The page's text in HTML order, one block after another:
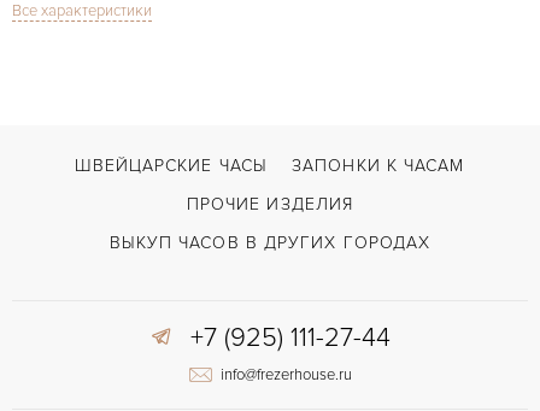
СТЕКЛО
Двойной сложности застежка
Все характеристики
ШВЕЙЦАРСКИЕ ЧАСЫ
ЗАПОНКИ К ЧАСАМ
ПРОЧИЕ ИЗДЕЛИЯ
ВЫКУП ЧАСОВ В ДРУГИХ ГОРОДАХ
+7 (925) 111-27-44
info@frezerhouse.ru